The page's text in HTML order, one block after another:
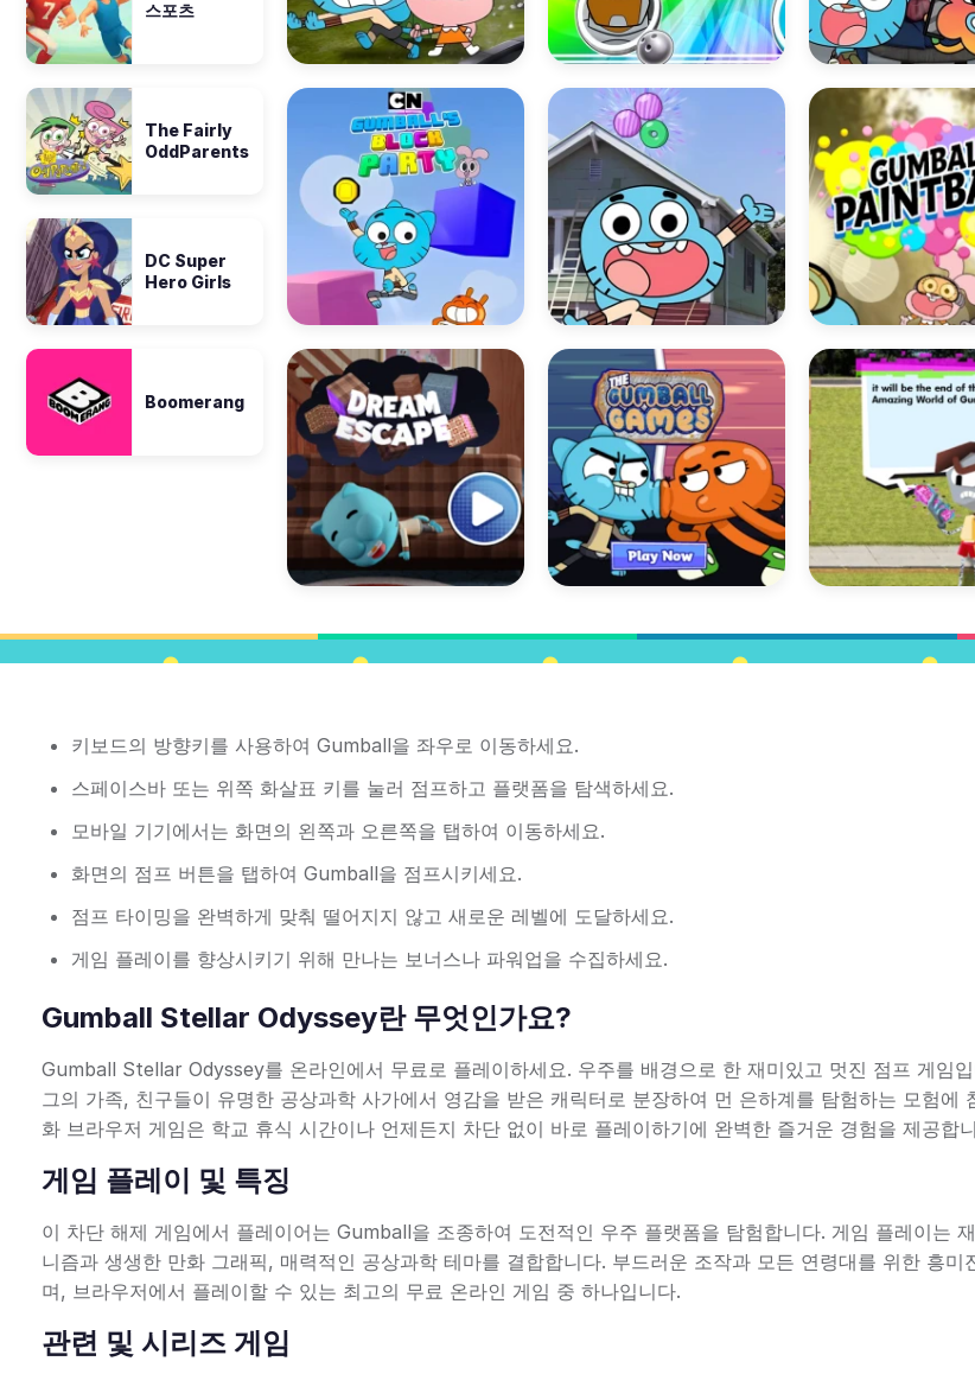
스포츠
The Fairly
OddParents
DC Super
Hero Girls
Boomerang
키보드의 방향키를 사용하여 Gumball을 좌우로 이동하세요.
스페이스바 또는 위쪽 화살표 키를 눌러 점프하고 플랫폼을 탐색하세요.
모바일 기기에서는 화면의 왼쪽과 오른쪽을 탭하여 이동하세요.
화면의 점프 버튼을 탭하여 Gumball을 점프시키세요.
점프 타이밍을 완벽하게 맞춰 떨어지지 않고 새로운 레벨에 도달하세요.
게임 플레이를 향상시키기 위해 만나는 보너스나 파워업을 수집하세요.
Gumball Stellar Odyssey란 무엇인가요?
Gumball Stellar Odyssey를 온라인에서 무료로 플레이하세요. 우주를 배경으로 한 재미있고 멋진 점프 게임
그의 가족, 친구들이 유명한 공상과학 사가에서 영감을 받은 캐릭터로 분장하여 먼 은하계를 탐험하는 모험에
화 브라우저 게임은 학교 휴식 시간이나 언제든지 차단 없이 바로 플레이하기에 완벽한 즐거운 경험을 제공합
게임 플레이 및 특징
이 차단 해제 게임에서 플레이어는 Gumball을 조종하여 도전적인 우주 플랫폼을 탐험합니다. 게임 플레이는
니즘과 생생한 만화 그래픽, 매력적인 공상과학 테마를 결합합니다. 부드러운 조작과 모든 연령대를 위한 흥미
며, 브라우저에서 플레이할 수 있는 최고의 무료 온라인 게임 중 하나입니다.
관련 및 시리즈 게임